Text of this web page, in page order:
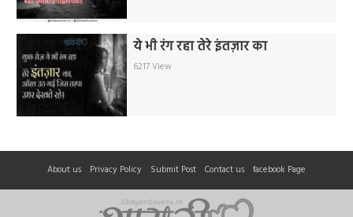
ये भी रंग रहा तेरे इंतज़ार का
6217 View
About us Privacy Policy Submit Post Contact us facebook Page